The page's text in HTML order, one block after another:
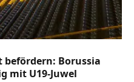
befördern: Borussia
mit U19-Juwel